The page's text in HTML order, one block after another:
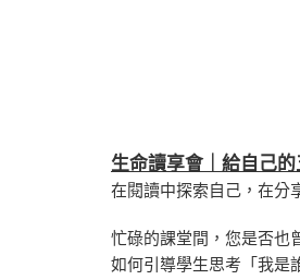
生命讀享會｜給自己
在閱讀中探索自己，在分
忙碌的課堂間，您是否
如何引導學生思考「我是